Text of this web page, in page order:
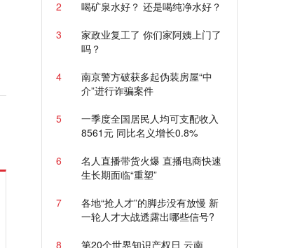
2
喝矿泉水好？ 还是喝纯净水好？
3
家政业复工了 你们家阿姨上门了
吗？
4
南京警方破获多起伪装房屋“中
介”进行诈骗案件
5
一季度全国居民人均可支配收入
8561元 同比名义增长0.8%
6
名人直播带货火爆 直播电商快速
生长期面临“重塑”
7
各地“抢人才”的脚步没有放慢 新
一轮人才大战透露出哪些信号?
8
第20个世界知识产权日 云南